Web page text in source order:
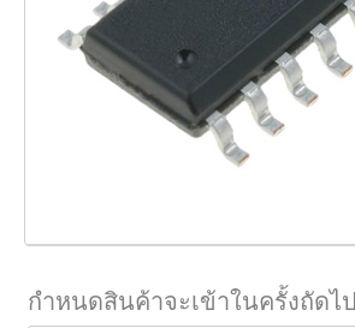
กำหนดสินค้าจะเข้าในครั้งถัดไป